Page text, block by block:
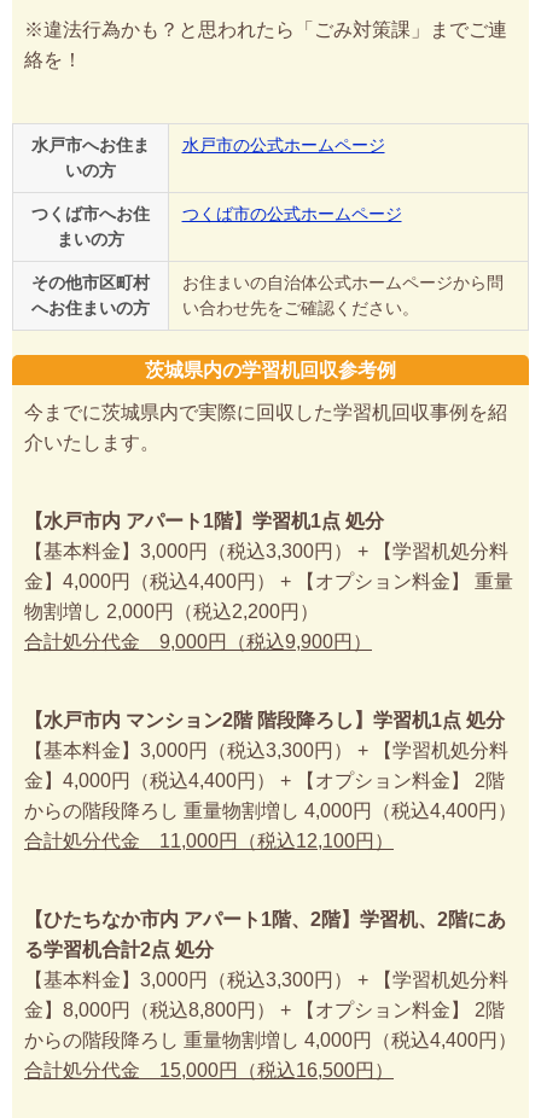
※違法行為かも？と思われたら「ごみ対策課」までご連
絡を！
水戸市へお住ま
いの方
水戸市の公式ホームページ
つくば市へお住
まいの方
つくば市の公式ホームページ
その他市区町村
へお住まいの方
お住まいの自治体公式ホームページから問
い合わせ先をご確認ください。
茨城県内の学習机回収参考例
今までに茨城県内で実際に回収した学習机回収事例を紹
介いたします。
【水戸市内 アパート1階】学習机1点 処分
【基本料金】3,000円（税込3,300円） + 【学習机処分料
金】4,000円（税込4,400円） + 【オプション料金】 重量
物割増し 2,000円（税込2,200円）
合計処分代金 9,000円（税込9,900円）
【水戸市内 マンション2階 階段降ろし】学習机1点 処分
【基本料金】3,000円（税込3,300円） + 【学習机処分料
金】4,000円（税込4,400円） + 【オプション料金】 2階
からの階段降ろし 重量物割増し 4,000円（税込4,400円）
合計処分代金 11,000円（税込12,100円）
【ひたちなか市内 アパート1階、2階】学習机、2階にあ
る学習机合計2点 処分
【基本料金】3,000円（税込3,300円） + 【学習机処分料
金】8,000円（税込8,800円） + 【オプション料金】 2階
からの階段降ろし 重量物割増し 4,000円（税込4,400円）
合計処分代金 15,000円（税込16,500円）